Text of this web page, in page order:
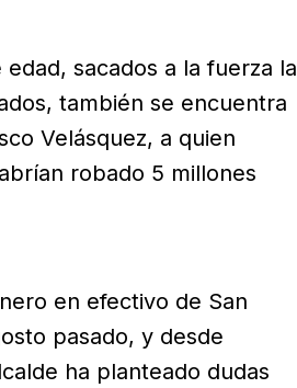
sacados a la fuerza la
también se encuentra
Velásquez, a quien
robado 5 millones
en efectivo de San
pasado, y desde
ha planteado dudas